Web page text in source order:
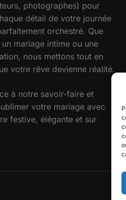
photographes) pour
détail de votre journée
orchestré. Que
mariage intime ou une
nous mettons tout en
votre rêve devienne réalité.
à notre savoir-faire et
votre mariage avec
festive, élégante et sur